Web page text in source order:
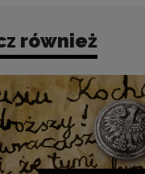
również